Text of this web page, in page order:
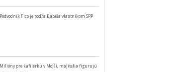
Podvodník Fico je podľa Babiša vlastníkom SPP
Milióny pre kafilérku v Mojši, majitelia figurujú